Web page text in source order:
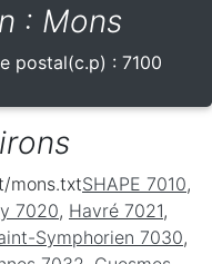
: Mons
postal(c.p) : 7100
mons.txtSHAPE 7010,
7020, Havré 7021,
Symphorien 7030,